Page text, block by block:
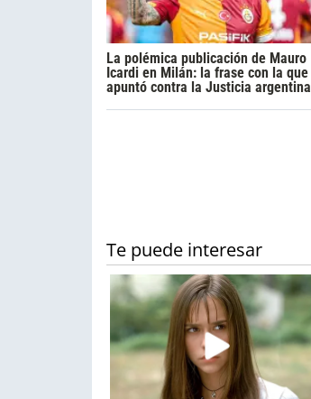
La polémica publicación de Mauro
Icardi en Milán: la frase con la que
apuntó contra la Justicia argentina